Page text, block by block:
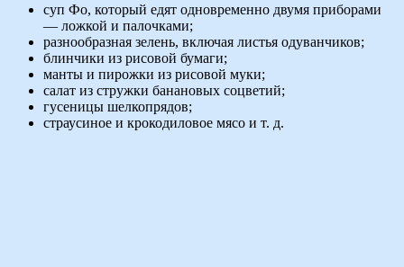
суп Фо, который едят одновременно двумя приборами
— ложкой и палочками;
разнообразная зелень, включая листья одуванчиков;
блинчики из рисовой бумаги;
манты и пирожки из рисовой муки;
салат из стружки банановых соцветий;
гусеницы шелкопрядов;
страусиное и крокодиловое мясо и т. д.